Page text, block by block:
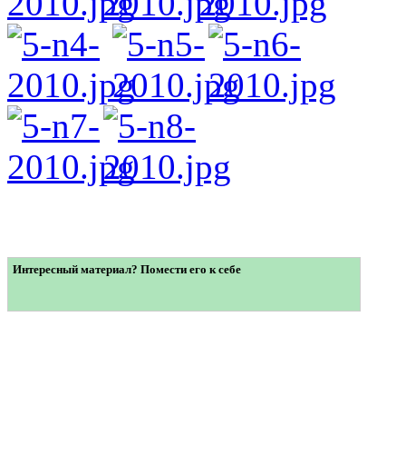
Интересный материал? Помести его к себе